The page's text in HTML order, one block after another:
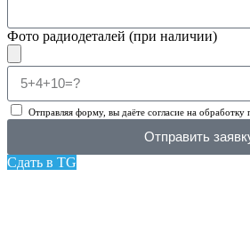
Фото радиодеталей (при наличии)
Отправляя форму, вы даёте согласие на обработку
Отправить
Сдать в TG